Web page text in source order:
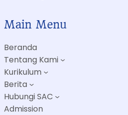
Main Menu
Beranda
Tentang Kami
Kurikulum
Berita
Hubungi SAC
Admission